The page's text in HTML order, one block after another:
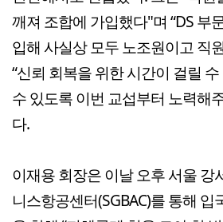
깨져 조합에 가입했다"며 “DS 부
입해 사실상 모두 노조원이고 직
“신뢰 회복을 위한 시간이 걸릴
수 있도록 이번 교섭부터 노력해
다.
이재용 회장은 이날 오후 서울 강
니스항공센터(SGBAC)를 통해 입